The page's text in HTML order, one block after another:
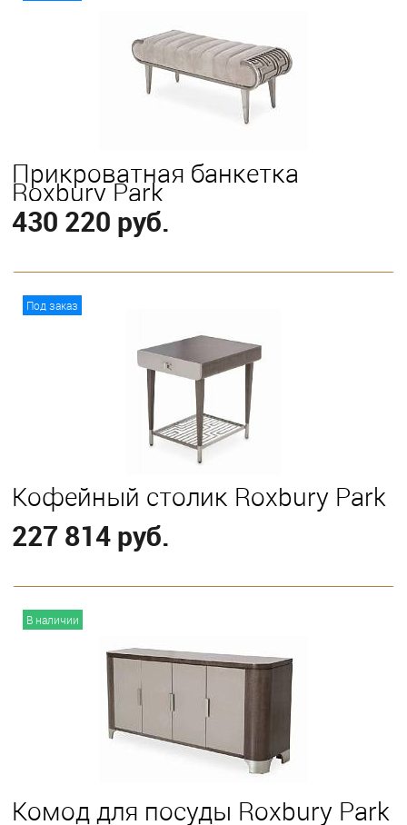
Прикроватная банкетка
Roxbury Park
430 220 руб.
Под заказ
Кофейный столик Roxbury Park
227 814 руб.
В наличии
Комод для посуды Roxbury Park